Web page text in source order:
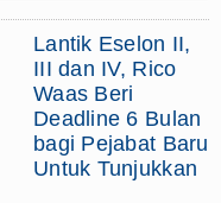
Lantik Eselon II,
III dan IV, Rico
Waas Beri
Deadline 6 Bulan
bagi Pejabat Baru
Untuk Tunjukkan